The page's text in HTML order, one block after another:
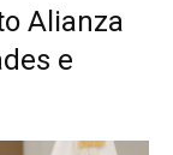
Alianza
e